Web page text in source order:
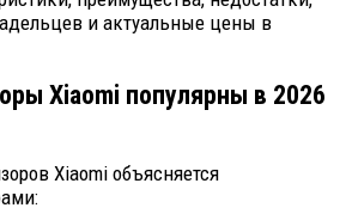
и актуальные цены в
Xiaomi популярны в 2026
Xiaomi объясняется